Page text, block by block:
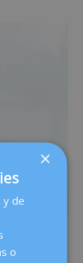
×
y de
o